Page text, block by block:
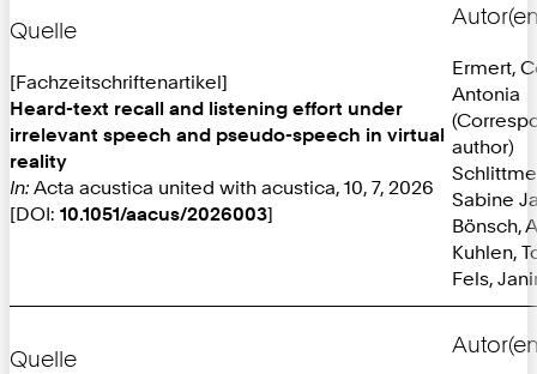
Quelle
[Fachzeitschriftenartikel]
Heard-text recall and listening effort under
irrelevant speech and pseudo-speech in virtual
reality
In: Acta acustica united with acustica, 10, 7, 2026
[DOI: 10.1051/aacus/2026003]
Ermert,
Antonia
author)
Sabine
Bönsch,
Kuhlen,
Fels,
Quelle